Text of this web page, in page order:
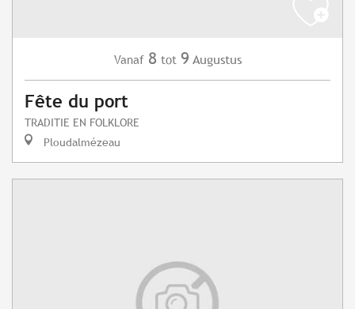
Vanaf 8 tot 9 Augustus
Fête du port
TRADITIE EN FOLKLORE
Ploudalmézeau